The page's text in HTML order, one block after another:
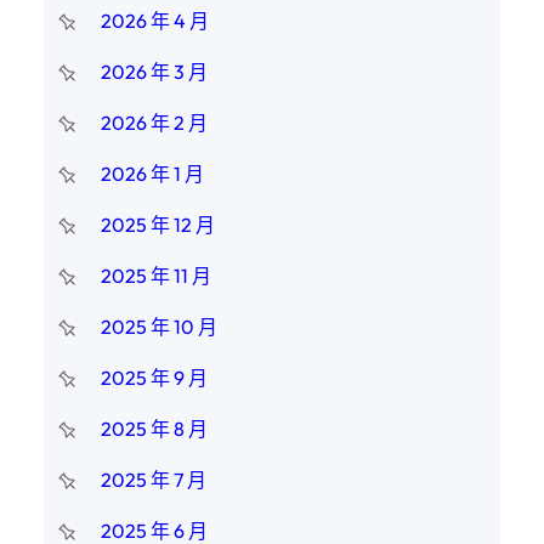
2026 年 4 月
2026 年 3 月
2026 年 2 月
2026 年 1 月
2025 年 12 月
2025 年 11 月
2025 年 10 月
2025 年 9 月
2025 年 8 月
2025 年 7 月
2025 年 6 月